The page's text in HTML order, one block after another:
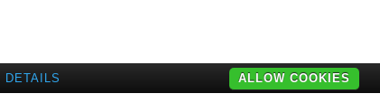
DETAILS ALLOW COOKIES